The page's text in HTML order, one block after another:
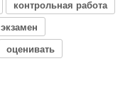
контрольная работа
экзамен
оценивать